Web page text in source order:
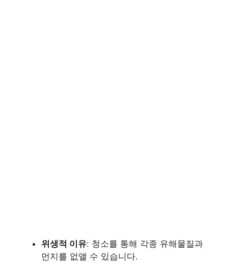
위생적 이유: 청소를 통해 각종 유해물질과
먼지를 없앨 수 있습니다.